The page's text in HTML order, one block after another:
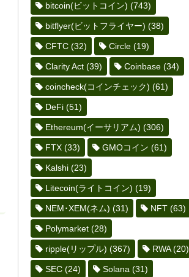
bitcoin(ビットコイン) (743)
bitflyer(ビットフライヤー) (38)
CFTC (32) Circle (19)
Clarity Act (39) Coinbase (34)
coincheck(コインチェック) (61)
DeFi (51)
Ethereum(イーサリアム) (306)
FTX (33) GMOコイン (61)
Kalshi (23)
Litecoin(ライトコイン) (19)
NEM･XEM(ネム) (31) NFT (63)
Polymarket (28)
ripple(リップル) (367) RWA(20)
SEC (24) Solana (31)